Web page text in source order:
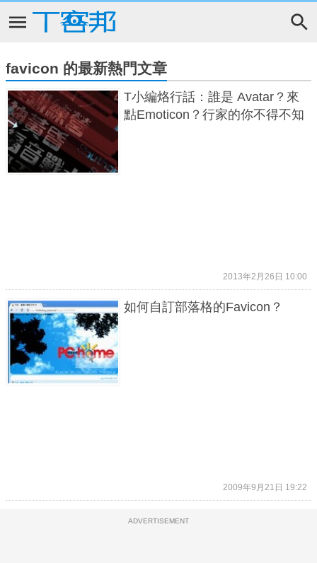
favicon 的最新熱門文章
T小編烙行話：誰是 Avatar？來
點Emoticon？行家的你不得不知
2013年2月26日 10:00
如何自訂部落格的Favicon？
2009年9月21日 19:22
ADVERTISEMENT